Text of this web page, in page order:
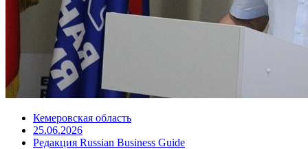
Кемеровская область
25.06.2026
Редакция Russian Business Guide